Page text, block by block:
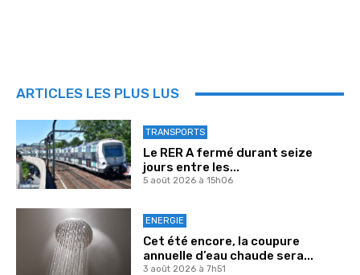
ARTICLES LES PLUS LUS
TRANSPORTS
Le RER A fermé durant seize
jours entre les...
5 août 2026 à 15h06
ENERGIE
Cet été encore, la coupure
annuelle d’eau chaude sera...
3 août 2026 à 7h51